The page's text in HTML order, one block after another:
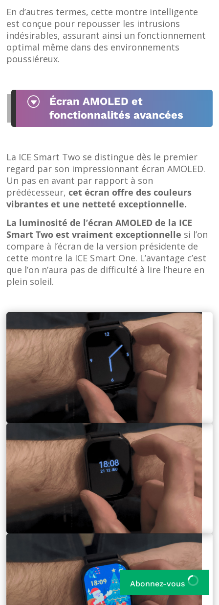
En d’autres termes, cette montre intelligente
est conçue pour repousser les intrusions
indésirables, assurant ainsi un fonctionnement
optimal même dans des environnements
poussiéreux.
G
Écran AMOLED et
fonctionnalités avancées
La ICE Smart Two se distingue dès le premier
regard par son impressionnant écran AMOLED.
Un pas en avant par rapport à son
prédécesseur, cet écran offre des couleurs
vibrantes et une netteté exceptionnelle.
La luminosité de l’écran AMOLED de la ICE
Smart Two est vraiment exceptionnelle si l’on
compare à l’écran de la version présidente de
cette montre la ICE Smart One. L’avantage c’est
que l’on n’aura pas de difficulté à lire l’heure en
plein soleil.
Abonnez-vous